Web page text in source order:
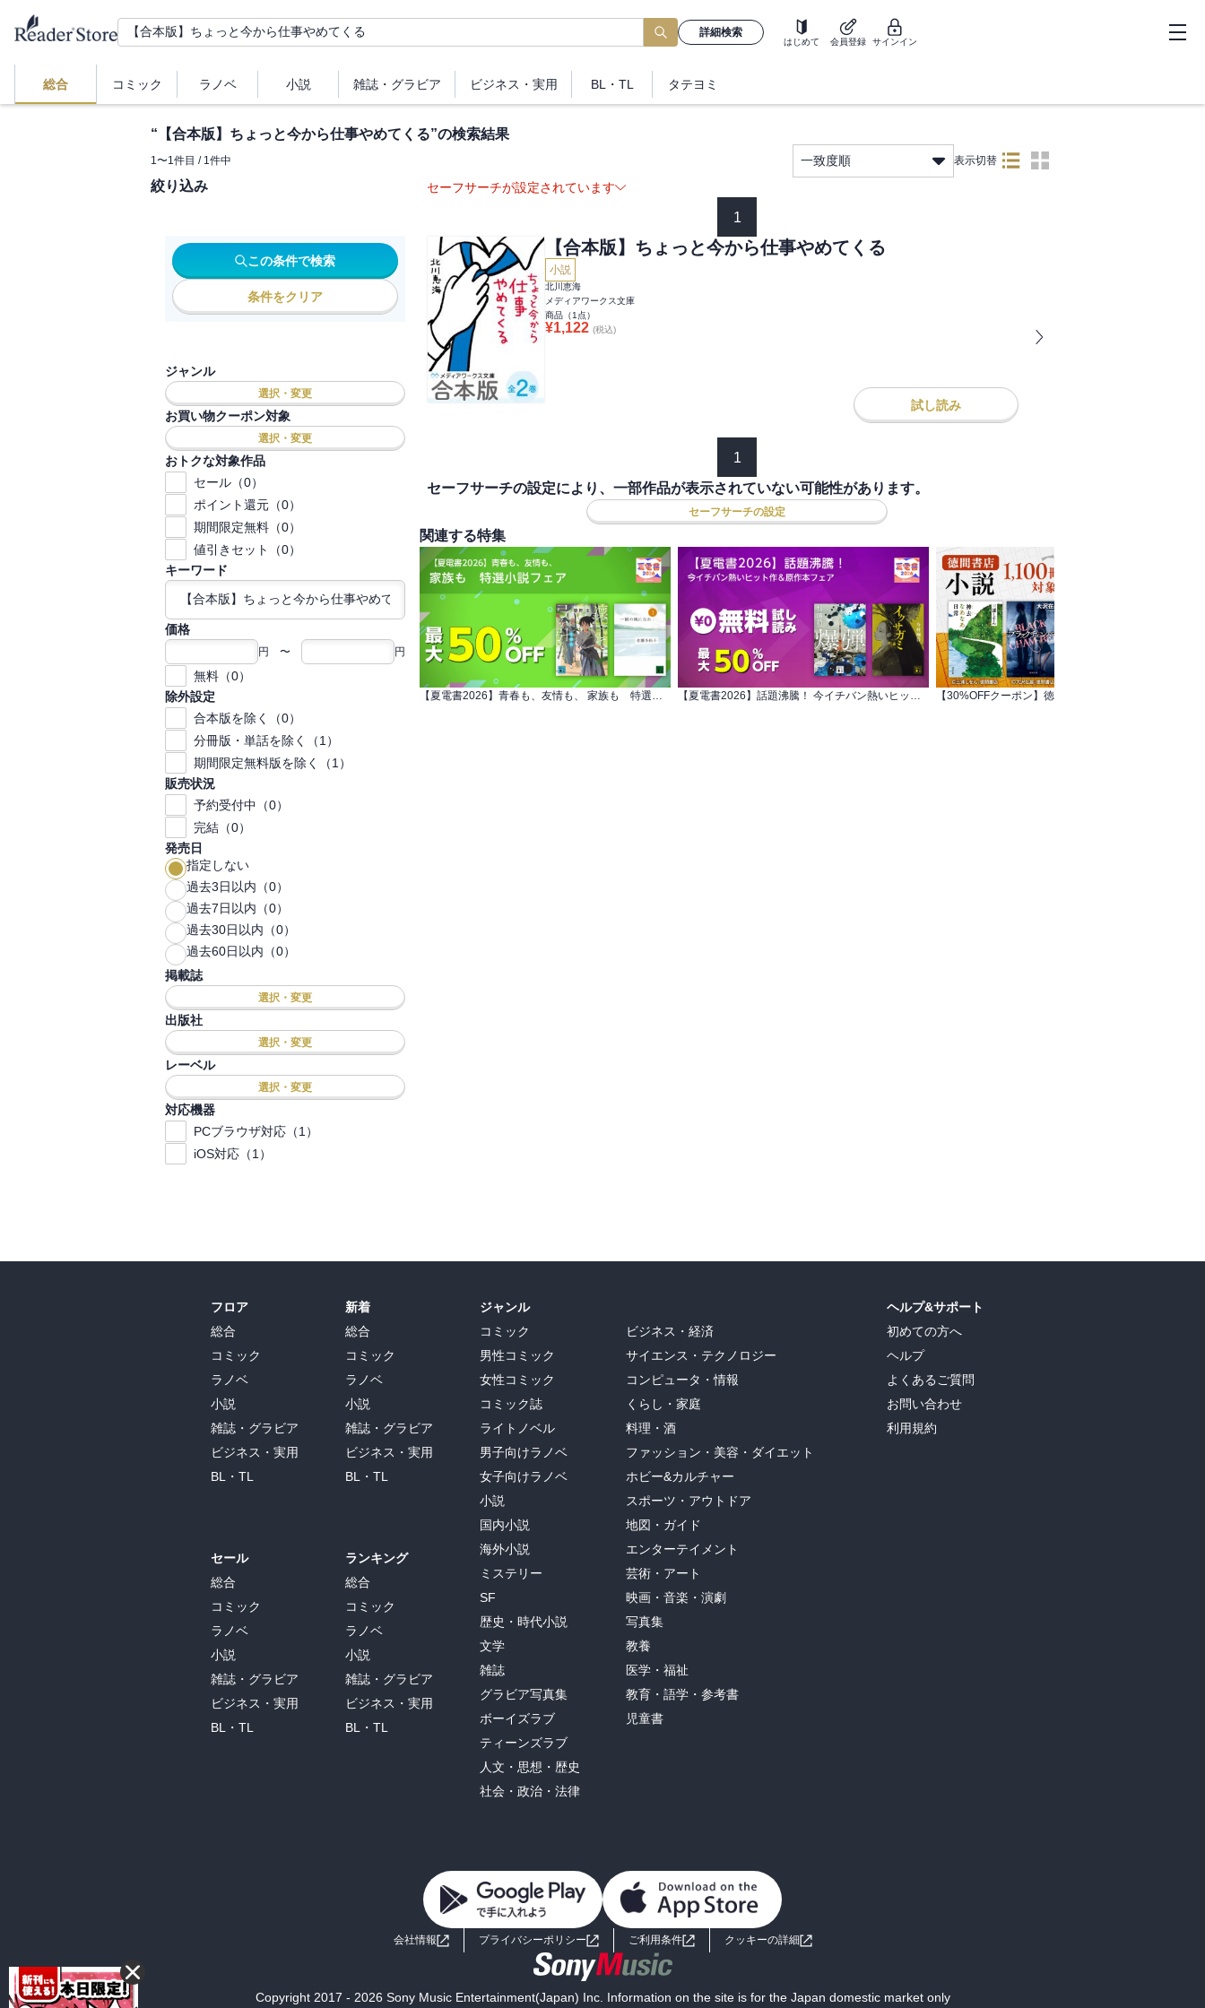
詳細検索
はじめて 会員登録 サインイン
総合 コミック ラノベ 小説 雑誌・ グラビア ビジネス ・実用 BL・TL タテヨミ
“ 【合本版】ちょっと今から仕事やめてくる”の検索結果
1〜1件目 / 1件中 一致度順 表示切替
絞り込み
この条件で検索
条件をクリア
ジャンル
選択・変更
お買い物クーポン対象
選択・変更
おトクな対象作品
セール（0）
ポイント還元（0）
期間限定無料（0）
値引きセット（0）
キーワード
価格
円 〜 円
無料（0）
除外設定
合本版を除く（0）
分冊版・単話を除く（1）
期間限定無料版を除く（1）
販売状況
予約受付中（0）
完結（0）
発売日
指定しない
過去3日以内（0）
過去7日以内（0）
過去30日以内（0）
過去60日以内（0）
掲載誌
選択・変更
出版社
選択・変更
レーベル
選択・変更
対応機器
PCブラウザ対応（1）
iOS対応（1）
セーフサーチが設定されています
1
【合本版】ちょっと今から仕事やめてくる
小説
北川恵海
メディアワークス文庫
商品（1 点）
¥1,122 (税込)
試し読み
1
セーフサーチの設定により、一部作品が表示されていない可能性があります。
セーフサーチの設定
関連する特集
【夏電書2026】青春も、友情も、 家族も 特選小説フェア 【夏電書2026】話題沸騰！ 今イチバン熱いヒット作＆原作本フェア
フロア
総合
コミック
ラノベ
小説
雑誌・グラビア
ビジネス・実用
BL・TL
セール
総合
コミック
ラノベ
小説
雑誌・グラビア
ビジネス・実用
BL・TL
新着
総合
コミック
ラノベ
小説
雑誌・グラビア
ビジネス・実用
BL・TL
ランキング
総合
コミック
ラノベ
小説
雑誌・グラビア
ビジネス・実用
BL・TL
ジャンル
コミック
男性コミック
女性コミック
コミック誌
ライトノベル
男子向けラノベ
女子向けラノベ
小説
国内小説
海外小説
ミステリー
SF
歴史・時代小説
文学
雑誌
グラビア写真集
ボーイズラブ
ティーンズラブ
人文・思想・歴史
社会・政治・法律
ビジネス・経済
サイエンス・テクノロジー
コンピュータ・情報
くらし・家庭
料理・酒
ファッション・美容・ダイエット
ホビー&カルチャー
スポーツ・アウトドア
地図・ガイド
エンターテイメント
芸術・アート
映画・音楽・演劇
写真集
教養
医学・福祉
教育・語学・参考書
児童書
ヘルプ&サポート
初めての方へ
ヘルプ
よくあるご質問
お問い合わせ
利用規約
会社情報 プライバシーポリシー ご利用条件 クッキーの詳細
Copyright 2017 - 2026 Sony Music Entertainment(Japan) Inc. Information on the site is for the Japan domestic market only